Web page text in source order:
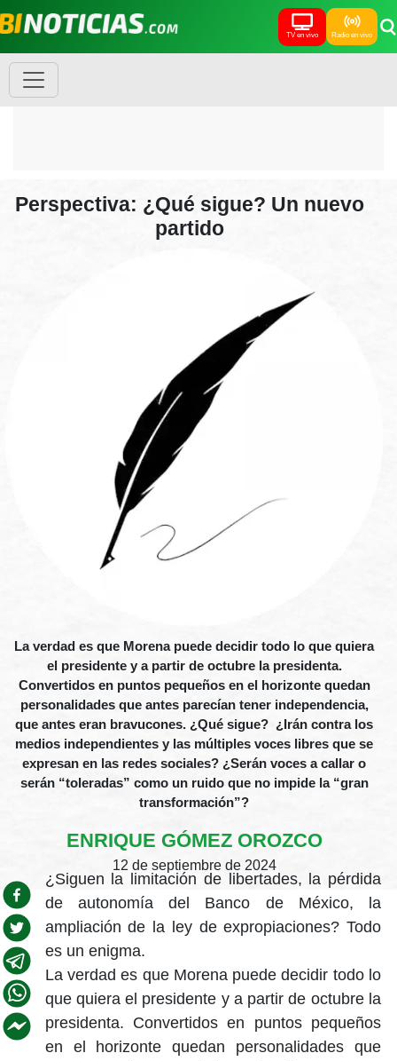
TV en vivo Radio en vivo
Perspectiva: ¿Qué sigue? Un nuevo
partido
La verdad es que Morena puede decidir todo lo que quiera
el presidente y a partir de octubre la presidenta.
Convertidos en puntos pequeños en el horizonte quedan
personalidades que antes parecían tener independencia,
que antes eran bravucones. ¿Qué sigue? ¿Irán contra los
medios independientes y las múltiples voces libres que se
expresan en las redes sociales? ¿Serán voces a callar o
serán “toleradas” como un ruido que no impide la “gran
transformación”?
ENRIQUE GÓMEZ OROZCO
12 de septiembre de 2024
¿Siguen la limitación de libertades, la pérdida
de autonomía del Banco de México, la
ampliación de la ley de expropiaciones? Todo
es un enigma.
La verdad es que Morena puede decidir todo lo
que quiera el presidente y a partir de octubre la
presidenta. Convertidos en puntos pequeños
en el horizonte quedan personalidades que